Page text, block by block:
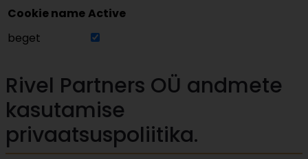
Cookie nameActive
beget
Rivel Partners OÜ andmete
kasutamise
privaatsuspoliitika.